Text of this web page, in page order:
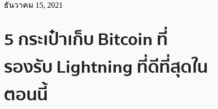
ธันวาคม 15, 2021
5 กระเป๋าเก็บ Bitcoin ที่
รองรับ Lightning ที่ดีที่สุดใน
ตอนนี้